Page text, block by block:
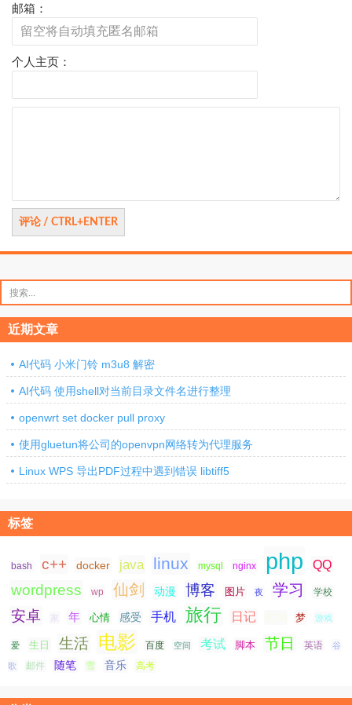
邮箱：
个人主页：
索：
近期文章
AI代码 小米门铃 m3u8 解密
AI代码 使用shell对当前目录文件名进行整理
openwrt set docker pull proxy
使用gluetun将公司的openvpn网络转为代理服务
Linux WPS 导出PDF过程中遇到错误 libtiff5
标签
bash c++ docker java linux mysql nginx php QQ
wordpress wp 仙剑 动漫 博客 图片 夜 学习 学校
安卓 家 年 心情 感受 手机 旅行 日记 梦 游戏
爱 生日 生活 电影 百度 空间 考试 脚本 节日 英语 谷
歌 邮件 随笔 雪 音乐 高考